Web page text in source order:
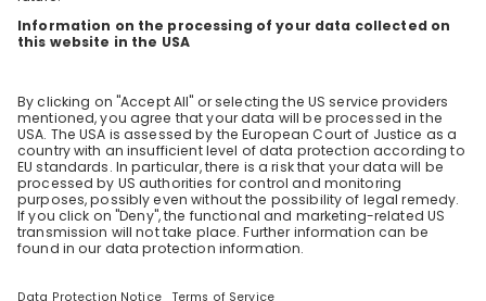
Projekten teilzunehmen. Du legst den
Grundstein für deine Karriere und bestimmst,
Wie der aufregende Alltag eines Trainees
dabei aussieht und welche Möglichkeiten für
dich bei einem Traineeprogramm
bereitstehen, erfährst du im spannenden
Livestream mit unseren Trainees. Nutze die
Chance alle deine brennenden Fragen
loszuwerden zu unserem Programm, Arbeiten
bei PostFinance oder dem Recruitingprozess.
https://job.post.ch/v2/offene-stellen/trainee-